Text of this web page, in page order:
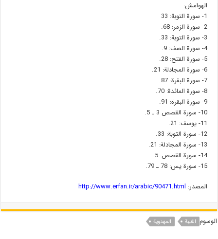
الهوامش:
1- سورة التوبة: 33
2- سورة الزمر: 68.
3- سورة التوبة: 33.
4- سورة الصف: 9.
5- سورة الفتح: 28.
6- سورة المجادلة: 21.
7- سورة البقرة: 87.
8- سورة المائدة: 70.
9- سورة البقرة: 91.
10- سورة القصص 3 ـ 5.
11- یوسف: 21.
12- سورة التوبة: 33.
13- سورة المجادلة: 21.
14- سورة القصص: 5.
15- سورة یس: 78 ـ 79.
المصدر: http://www.erfan.ir/arabic/90471.html
الوسوم الغیبة المهدویة